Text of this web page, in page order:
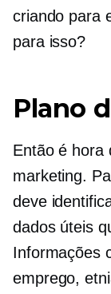
criando para
para isso?
Plano
Então é hora
marketing.
deve
dados úteis
Informações
emprego,